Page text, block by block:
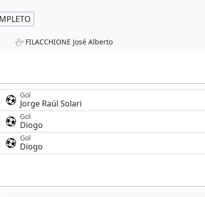
FILACCHIONE José Alberto
Gol
Jorge Raúl Solari
Gol
Diogo
Gol
Diogo